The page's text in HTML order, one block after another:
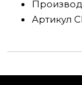
Артикул